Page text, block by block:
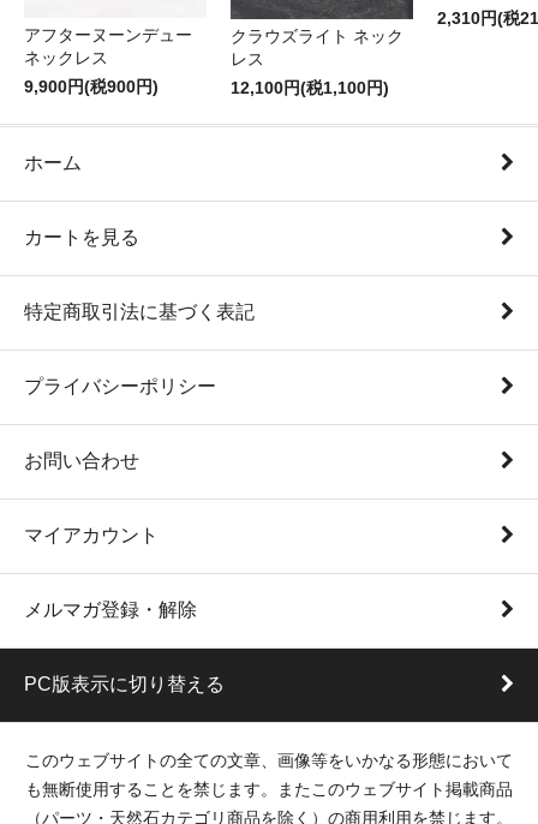
アフターヌーンデュー
ネックレス
9,900円(税900円)
クラウズライト ネック
レス
12,100円(税1,100円)
2,310円(税
ホーム
カートを見る
特定商取引法に基づく表記
プライバシーポリシー
お問い合わせ
マイアカウント
メルマガ登録・解除
PC版表示に切り替える
このウェブサイトの全ての文章、画像等をいかなる形態において
も無断使用することを禁じます。またこのウェブサイト掲載商品
（パーツ・天然石カテゴリ商品を除く）の商用利用を禁じます。